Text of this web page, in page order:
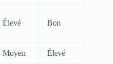
Élevé Bon
Moyen Élevé